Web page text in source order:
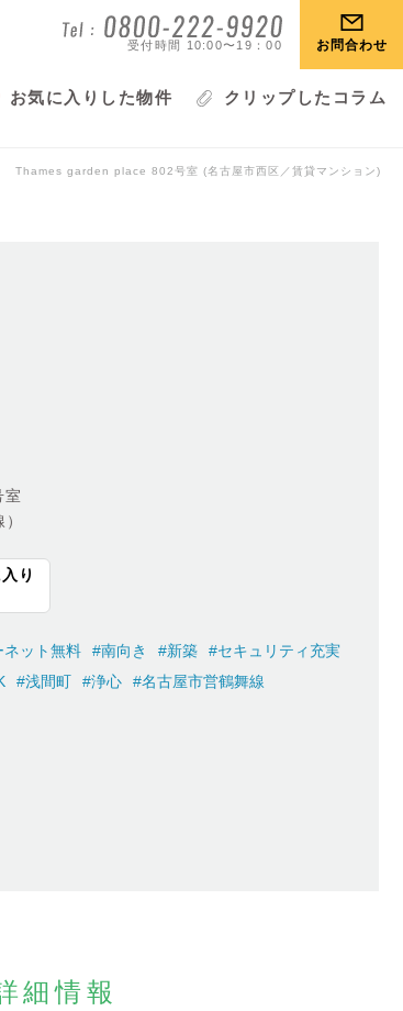
受付時間 10:00〜19：00 お問合わせ
お気に入りした物件 クリップしたコラム
Thames garden place 802号室 (名古屋市西区／賃貸マンション)
室
り
ネット無料 #南向き #新築
#セキュリティ充実
#浅間町 #浄心
#名古屋市営鶴舞線
細情報